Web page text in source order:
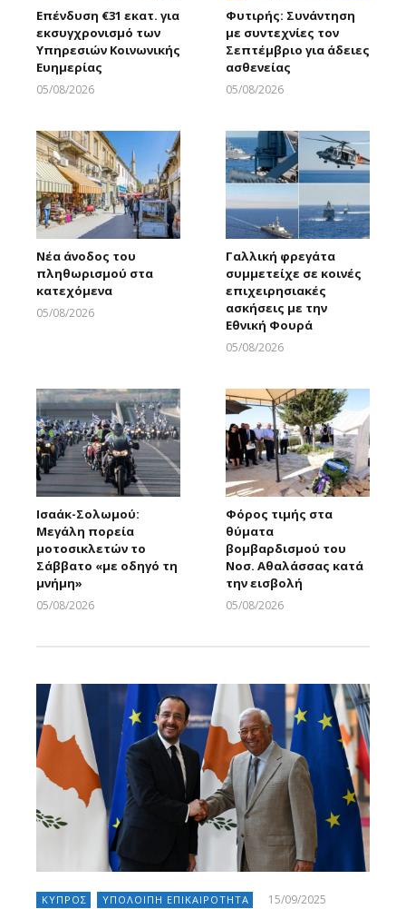
Επένδυση €31 εκατ. για
εκσυγχρονισμό των
Υπηρεσιών Κοινωνικής
Ευημερίας
05/08/2026
Φυτιρής: Συνάντηση
με συντεχνίες τον
Σεπτέμβριο για άδειες
ασθενείας
05/08/2026
Νέα άνοδος του
πληθωρισμού στα
κατεχόμενα
05/08/2026
Γαλλική φρεγάτα
συμμετείχε σε κοινές
επιχειρησιακές
ασκήσεις με την
Εθνική Φουρά
05/08/2026
Ισαάκ-Σολωμού:
Μεγάλη πορεία
μοτοσικλετών το
Σάββατο «με οδηγό τη
μνήμη»
05/08/2026
Φόρος τιμής στα
θύματα
βομβαρδισμού του
Νοσ. Αθαλάσσας κατά
την εισβολή
05/08/2026
ΚΥΠΡΟΣ ΥΠΟΛΟΙΠΗ ΕΠΙΚΑΙΡΟΤΗΤΑ 15/09/2025